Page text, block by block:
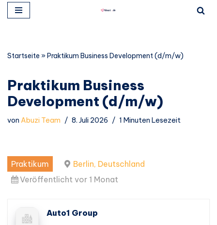
springen
Startseite »Praktikum Business Development (d/m/w)
Praktikum Business
Development (d/m/w)
vonAbuzi Team 8. Juli 2026 1 Minuten Lesezeit
Praktikum
Berlin, Deutschland
Veröffentlicht vor 1 Monat
Auto1 Group